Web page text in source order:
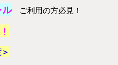
ルご利用の方必見！